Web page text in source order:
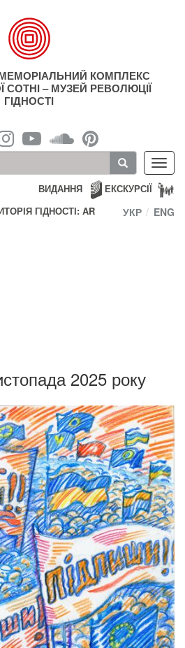
КОМПЛЕКС
СОТНІ – МУЗЕЙ РЕВОЛЮЦІЇ
ГІДНОСТІ
ЕКСКУРСІЇ
ВИДАННЯ
ГІДНОСТІ: AR
УКР ENG
2025 року